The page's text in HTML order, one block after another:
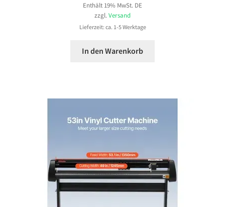
Enthält 19% MwSt. DE
zzgl. Versand
Lieferzeit: ca. 1-5 Werktage
In den Warenkorb